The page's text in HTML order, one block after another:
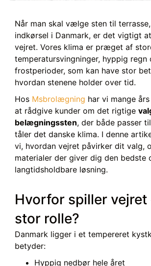
Når man skal vælge sten til
indkørsel i Danmark, er det vigtigt
vejret. Vores klima er præget af
temperatursvingninger, hyppig regn
frostperioder, som kan have stor
hvordan stenene holder over tid.
Hos Msbrolægning har vi mange
at rådgive kunder om det rigtige
belægningssten, der både passer
tåler det danske klima. I denne
vi, hvordan vejret påvirker dit valg,
materialer der giver dig den bedste
langtidsholdbare løsning.
Hvorfor spiller vejret
stor rolle?
Danmark ligger i et tempereret
betyder:
Hyppig nedbør hele året